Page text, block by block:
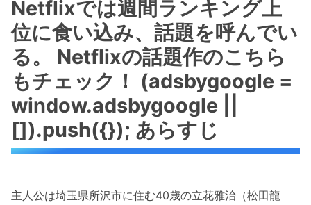
Netflixでは週間ランキング上
位に食い込み、話題を呼んでい
る。 Netflixの話題作のこちら
もチェック！ (adsbygoogle =
window.adsbygoogle ||
[]).push({}); あらすじ
主人公は埼玉県所沢市に住む40歳の立花雅治（松田龍